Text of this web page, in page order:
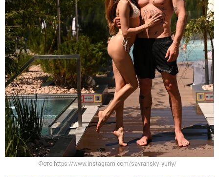
Фото https://www.instagram.com/savransky_yuriy/